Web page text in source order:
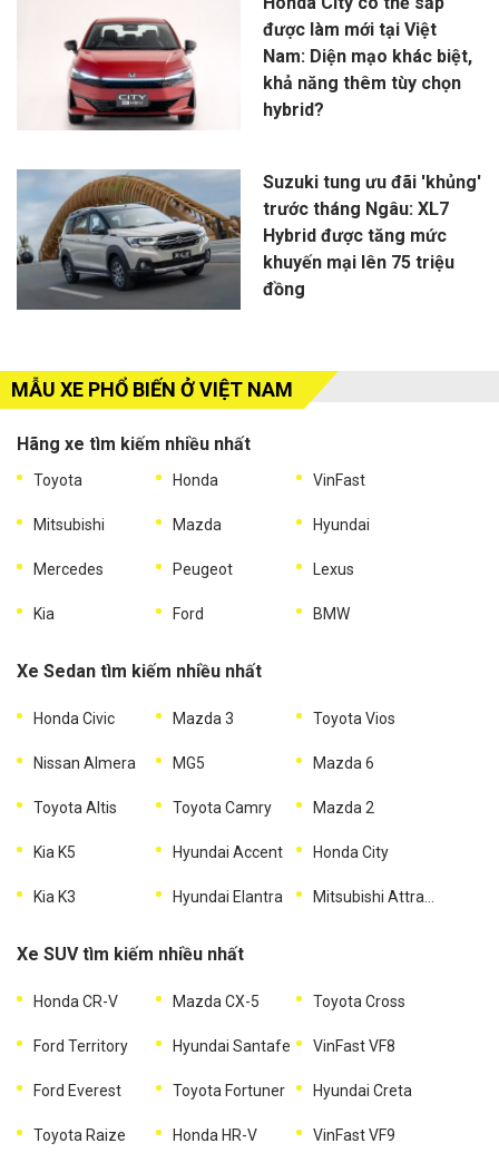
được làm mới tại Việt
Nam: Diện mạo khác biệt,
khả năng thêm tùy chọn
hybrid?
Suzuki tung ưu đãi 'khủng'
trước tháng Ngâu: XL7
Hybrid được tăng mức
khuyến mại lên 75 triệu
đồng
MẪU XE PHỔ BIẾN Ở VIỆT NAM
Hãng xe tìm kiếm nhiều nhất
Toyota Honda VinFast
Mitsubishi Mazda Hyundai
Mercedes Peugeot Lexus
Kia Ford BMW
Xe Sedan tìm kiếm nhiều nhất
Honda Civic Mazda 3 Toyota Vios
Nissan Almera MG5 Mazda 6
Toyota Altis Toyota Camry Mazda 2
Kia K5 Hyundai Accent Honda City
Kia K3 Hyundai Elantra Mitsubishi Attrage
Xe SUV tìm kiếm nhiều nhất
Honda CR-V Mazda CX-5 Toyota Cross
Ford Territory Hyundai Santafe VinFast VF8
Ford Everest Toyota Fortuner Hyundai Creta
Toyota Raize Honda HR-V VinFast VF9